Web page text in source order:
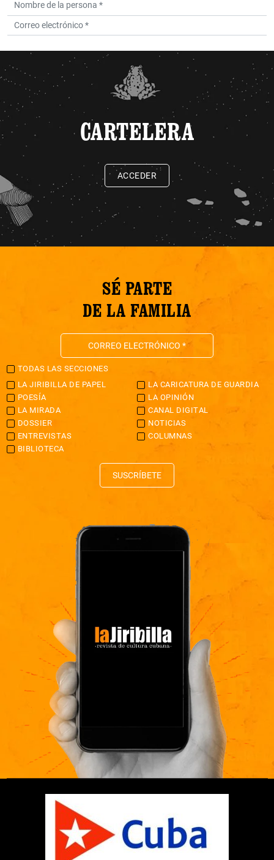
CARTELERA
ACCEDER
SÉ PARTE
DE LA FAMILIA
TODAS LAS SECCIONES
LA JIRIBILLA DE PAPEL
LA CARICATURA DE GUARDIA
POESÍA
LA OPINIÓN
LA MIRADA
CANAL DIGITAL
DOSSIER
NOTICIAS
ENTREVISTAS
COLUMNAS
BIBLIOTECA
SUSCRÍBETE